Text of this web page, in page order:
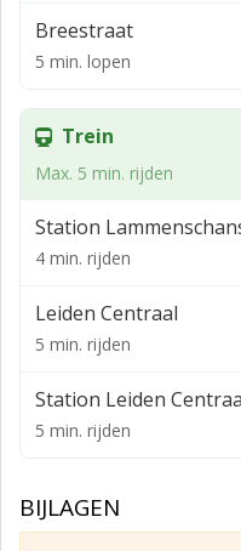
OPPERVLAKTE/INDELING
van ca. 35 m² en is
Frontbreedte: ca. 12 m.
Betaald parkeren op
OPLEVERINGSNIVEAU
beschikt onder andere
- toilet
HUURPRIJS
Breestraat
5 min. lopen
Trein
Max. 5 min. rijden
Station
4 min. rijden
Leiden Centraal
5 min. rijden
Station Leiden
5 min. rijden
BIJLAGEN